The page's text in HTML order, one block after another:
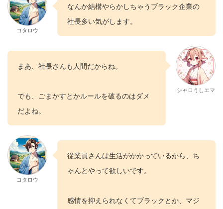
コタロウ
なんか結構やらかしちゃうブラック企業の
社長多い気がします。
まあ、社長さんも人間だからね。
でも、ごまかすとかルールを破るのはダメ
だよね。
シャロうしエマ
コタロウ
従業員さんは生活がかかっているから、ち
ゃんとやって欲しいです。
感情を抑えられなくてブラックとか、マジ